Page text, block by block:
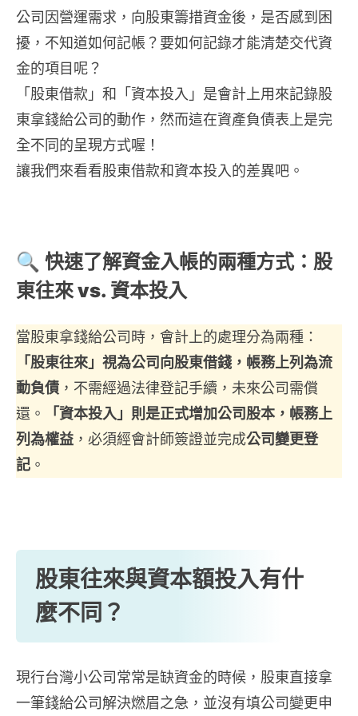
公司因營運需求，向股東籌措資金後，是否感到困
擾，不知道如何記帳？要如何記錄才能清楚交代資
金的項目呢？
「股東借款」和「資本投入」是會計上用來記錄股
東拿錢給公司的動作，然而這在資產負債表上是完
全不同的呈現方式喔！
讓我們來看看股東借款和資本投入的差異吧。
🔍 快速了解資金入帳的兩種方式： 股
東往來 vs. 資本投入
當股東拿錢給公司時，會計上的處理分為兩種：
「股東往來」視為公司向股東借錢，帳務上列為流
動負債 ，不需經過法律登記手續，未來公司需償
還。
「資本投入」則是正式增加公司股本，帳務上
列為權益 ，必須經會計師簽證並完成公司變更登
記 。
股東往來與資本額投入有什
麼不同？
現行台灣小公司常常是缺資金的時候，股東直接拿
一筆錢給公司解決燃眉之急，並沒有填公司變更申